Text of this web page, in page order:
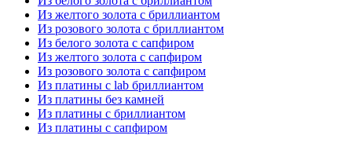
Из желтого золота с бриллиантом
Из розового золота с бриллиантом
Из белого золота с сапфиром
Из желтого золота с сапфиром
Из розового золота с сапфиром
Из платины с lab бриллиантом
Из платины без камней
Из платины с бриллиантом
Из платины с сапфиром